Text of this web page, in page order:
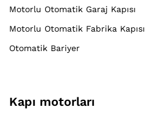
Motorlu Otomatik Garaj Kapısı
Motorlu Otomatik Fabrika Kapısı
Otomatik Bariyer
Kapı motorları